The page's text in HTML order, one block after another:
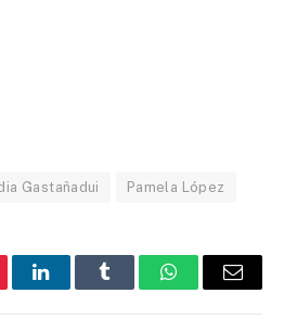
Gastañadui Pamela López
LinkedInTumblr WhatsAppEmail